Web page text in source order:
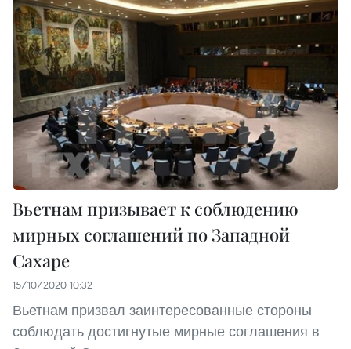
Вьетнам призывает к соблюдению
мирных соглашений по Западной
Сахаре
15/10/2020 10:32
Вьетнам призвал заинтересованные стороны
соблюдать достигнутые мирные соглашения в